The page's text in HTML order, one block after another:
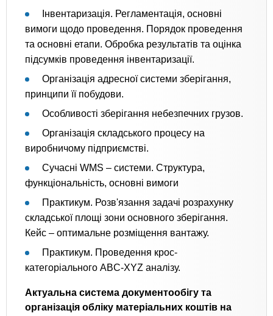
Інвентаризація. Регламентація, основні
вимоги щодо проведення. Порядок проведення
та основні етапи. Обробка результатів та оцінка
підсумків проведення інвентаризації.
Організація адресної системи зберігання,
принципи її побудови.
Особливості зберігання небезпечних грузов.
Організація складського процесу на
виробничому підприємстві.
Сучасні WMS – системи. Структура,
функціональність, основні вимоги
Практикум. Розв'язання задачі розрахунку
складської площі зони основного зберігання.
Кейс – оптимальне розміщення вантажу.
Практикум. Проведення крос-
категоріального ABC-XYZ аналізу.
Актуальна система документообігу та
організація обліку матеріальних коштів на